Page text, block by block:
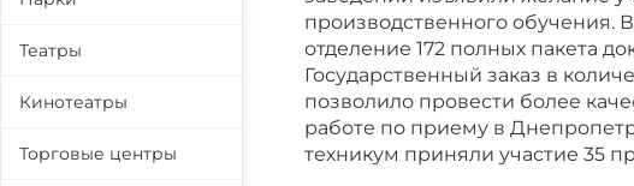
производственного обучения.
отделение 172 полных пакета
Государственный заказ в
позволило провести более
работе по приему в
техникум приняли участие 35
Театры
Кинотеатры
Торговые центры